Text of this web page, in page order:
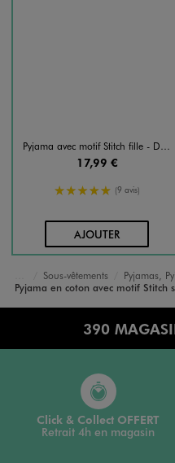
Pyjama avec motif Stitch fille - Disney
17,99 €
5/5 de moyenne
(9 avis)
AJOUTERAU PANIER
Accueil
Fille
Sous-vêtements
Pyjamas,
Pyjama en coton avec motif Stitch
390
Click & Collect OFFERT
Retrait 4h en magasin